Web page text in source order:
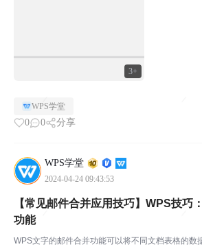
3+
WPS学堂
0 0 分享
WPS学堂
2024-04-24 09:43:53
【常见邮件合并应用技巧】WPS技巧
功能
WPS文字的邮件合并功能可以将不同文档表格的数